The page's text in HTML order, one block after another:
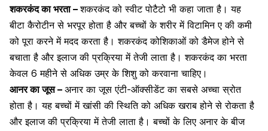
शकरकंदका भरता –शकरकंद को स्वीट पोटैटो भी कहा जाता है। यह
बीटा कैरोटीन से भरपूर होता है और बच्चों के शरीर में विटामिन ए की कमी
को पूरा करने में मदद करता है। शकरकंद कोशिकाओं को डैमेज होने से
बचाता है और इलाज की प्रक्रिया में तेजी लाता है। शकरकंद का भरता
केवल 6 महीने से अधिक उम्र के शिशु को करवाना चाहिए।
आनर का जूस – अनार का जूस एंटी-ऑक्सीडेंट का सबसे अच्चा स्रोत
होता है। यह बच्चों में खांसी की स्थिति को अधिक खराब होने से रोकता है
और इलाज की प्रक्रिया में तेजी लाता है। बच्चों के लिए अनार के बीज